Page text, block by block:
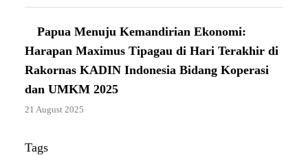
Papua Menuju Kemandirian Ekonomi:
Harapan Maximus Tipagau di Hari Terakhir di
Rakornas KADIN Indonesia Bidang Koperasi
dan UMKM 2025
21 August 2025
Tags